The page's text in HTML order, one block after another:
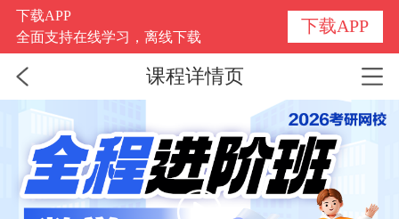
下载APP
全面支持在线学习，离线下载
下载APP
课程详情页